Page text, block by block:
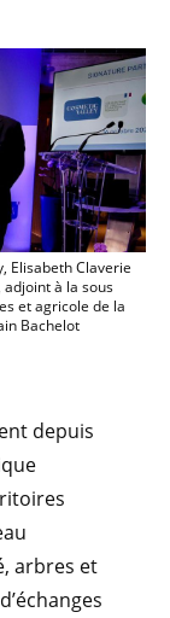
président de
Elisabeth Claverie
adjoint à la sous
et agricole de la
Bachelot
depuis
arbres et